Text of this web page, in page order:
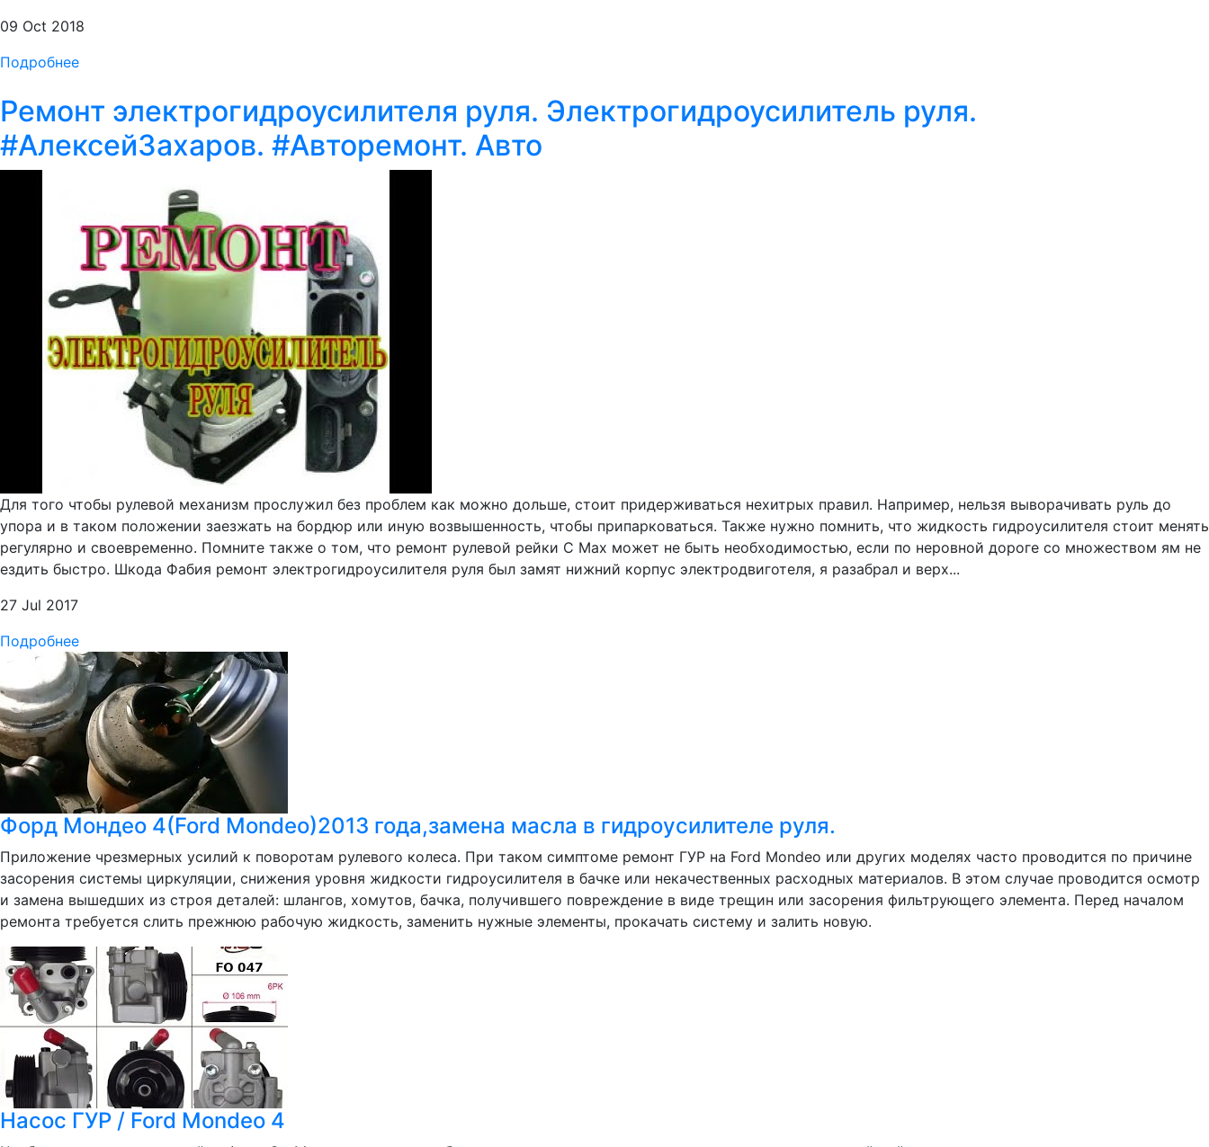
09 Oct 2018
Подробнее
Ремонт электрогидроусилителя руля. Электрогидроусилитель руля.
#АлексейЗахаров. #Авторемонт. Авто
Для того чтобы рулевой механизм прослужил без проблем как можно дольше, стоит придерживаться нехитрых правил. Например, нельзя выворачивать руль до
упора и в таком положении заезжать на бордюр или иную возвышенность, чтобы припарковаться. Также нужно помнить, что жидкость гидроусилителя стоит менять
регулярно и своевременно. Помните также о том, что ремонт рулевой рейки C Max может не быть необходимостью, если по неровной дороге со множеством ям не
ездить быстро. Шкода Фабия ремонт электрогидроусилителя руля был замят нижний корпус электродвиготеля, я разабрал и верх...
27 Jul 2017
Подробнее
Форд Мондео 4(Ford Mondeo)2013 года,замена масла в гидроусилителе руля.
Приложение чрезмерных усилий к поворотам рулевого колеса. При таком симптоме ремонт ГУР на Ford Mondeo или других моделях часто проводится по причине
засорения системы циркуляции, снижения уровня жидкости гидроусилителя в бачке или некачественных расходных материалов. В этом случае проводится осмотр
и замена вышедших из строя деталей: шлангов, хомутов, бачка, получившего повреждение в виде трещин или засорения фильтрующего элемента. Перед началом
ремонта требуется слить прежнюю рабочую жидкость, заменить нужные элементы, прокачать систему и залить новую.
Насос ГУР / Ford Mondeo 4